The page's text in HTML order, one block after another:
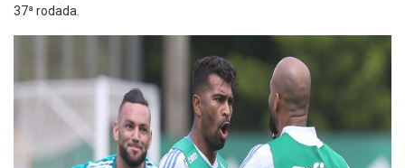
37ª rodada.